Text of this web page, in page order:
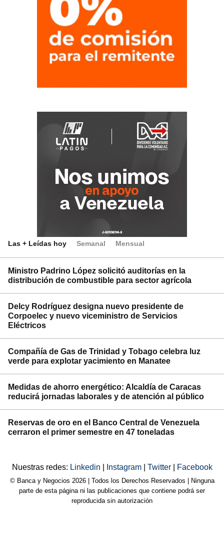
Las + Leídas hoy Semanal Mensual
Ministro Padrino López solicitó auditorías en la
distribución de combustible para sector agrícola
Delcy Rodríguez designa nuevo presidente de
Corpoelec y nuevo viceministro de Servicios
Eléctricos
Compañía de Gas de Trinidad y Tobago celebra luz
verde para explotar yacimiento en Manatee
Medidas de ahorro energético: Alcaldía de Caracas
reducirá jornadas laborales y de atención al público
Reservas de oro en el Banco Central de Venezuela
cerraron el primer semestre en 47 toneladas
Nuestras redes: Linkedin Instagram Twitter Facebook
© Banca y Negocios 2026 | Todos los Derechos Reservados | Ninguna
parte de esta página ni las publicaciones que contiene podrá ser
reproducida sin autorización